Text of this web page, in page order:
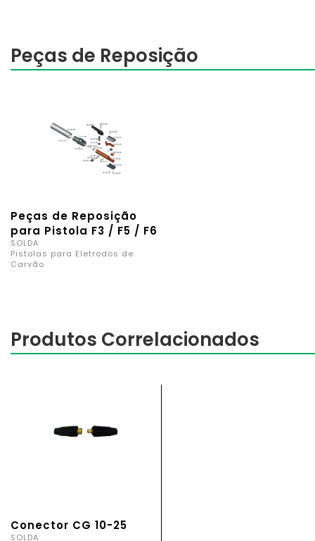
Peças de Reposição
Peças de Reposição
para Pistola F3 / F5 / F6
SOLDA
Pistolas para Eletrodos de
Carvão
Produtos Correlacionados
Conector CG 10-25
SOLDA